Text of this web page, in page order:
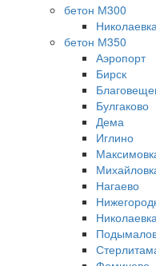
бетон М300
бетон М350
Аэропорт
Бирск
Булгаково
Дема
Иглино
Нагаево